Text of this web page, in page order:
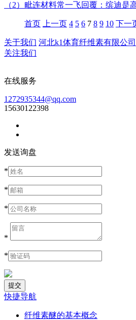
（2）毗连材料常一飞回覆：缤迪是
首页 上一页 4 5 6 7 8 9 10 下一
关于我们 河北k1体育纤维素有限公
关注我们
在线服务
1272935344@qq.com
15630122398
发送询盘
*
*
*
*
*
快捷导航
纤维素醚的基本概念